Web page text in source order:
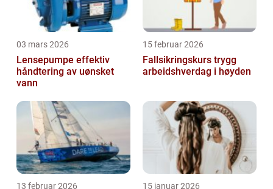
03 mars 2026
Lensepumpe effektiv
håndtering av uønsket
vann
15 februar 2026
Fallsikringskurs trygg
arbeidshverdag i høyden
13 februar 2026 15 januar 2026